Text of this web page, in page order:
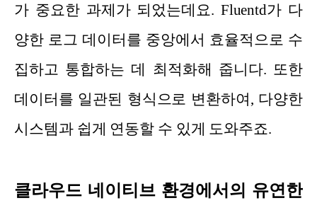
가 중요한 과제가 되었는데요. Fluentd가 다
양한 로그 데이터를 중앙에서 효율적으로 수
집하고 통합하는 데 최적화해 줍니다. 또한
데이터를 일관된 형식으로 변환하여, 다양한
시스템과 쉽게 연동할 수 있게 도와주죠.
클라우드 네이티브 환경에서의 유연한